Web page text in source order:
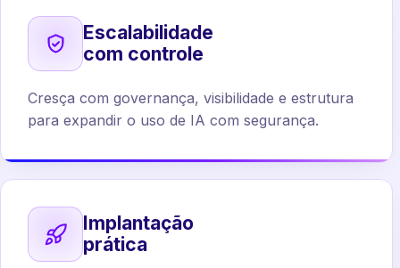
Escalabilidade
com controle
Cresça com governança, visibilidade e estrutura
para expandir o uso de IA com segurança.
Implantação
prática